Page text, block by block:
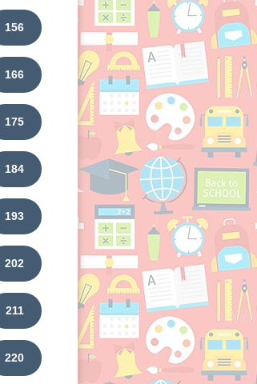
156
166
175
184
193
202
211
220